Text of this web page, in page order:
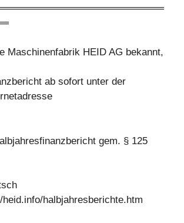
Maschinenfabrik HEID AG bekannt,
ab sofort unter der
gem. § 125
halbjahresberichte.htm